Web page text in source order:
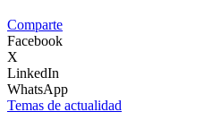
Comparte
Facebook
X
LinkedIn
WhatsApp
Temas de actualidad